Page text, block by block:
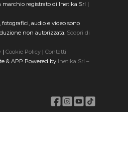
marchio registrato di Inetika Srl |
audio e video sono
non autorizzata. Scopri di
| Cookie Policy | Contatti
& APP Powered by Inetika Srl –